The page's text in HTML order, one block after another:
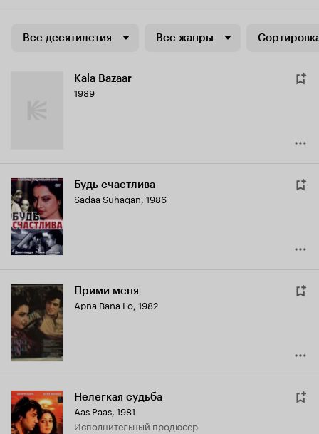
Все десятилетия Все жанры
Kala Bazaar
1989
Будь счастлива
Sadaa Suhagan, 1986
Прими меня
Apna Bana Lo, 1982
Нелегкая судьба
Aas Paas, 1981
исполнительный продюсер